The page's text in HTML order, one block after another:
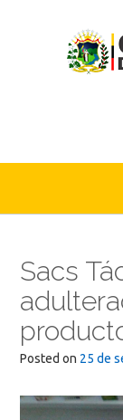
Sacs
Posted on 25 de